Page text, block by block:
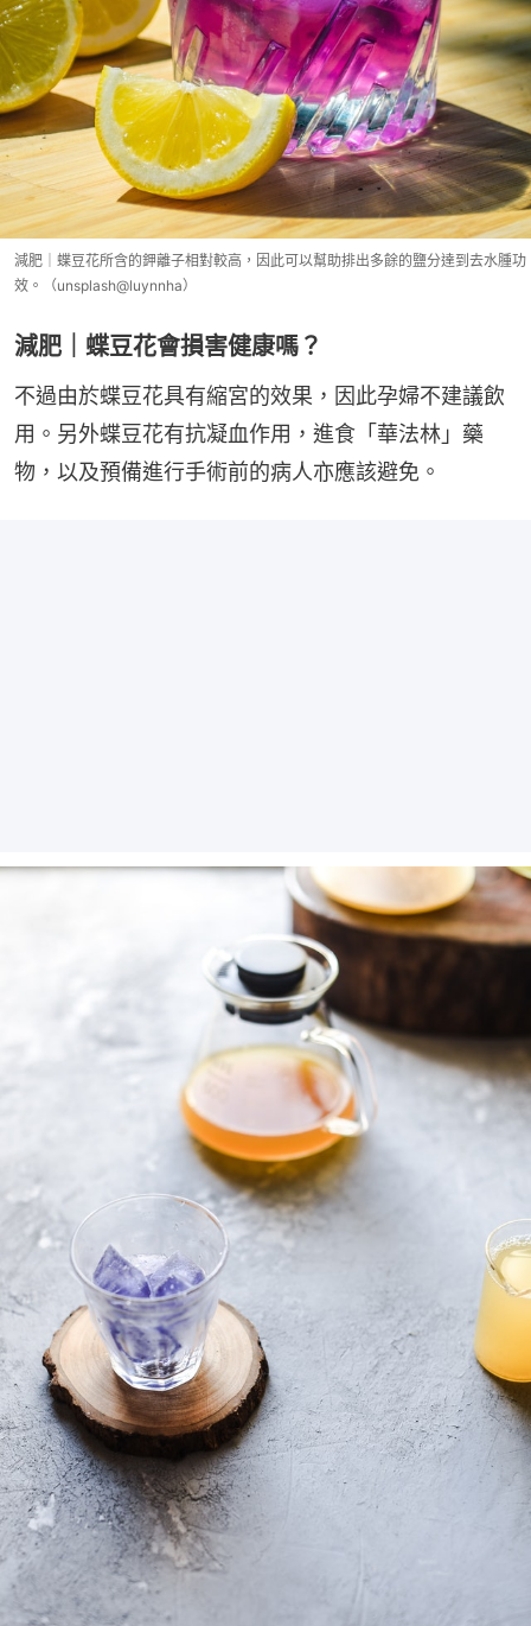
減肥｜蝶豆花所含的鉀離子相對較高，因此可以幫助排出多餘的鹽分達到去水腫功
效。（unsplash@luynnha）
減肥｜蝶豆花會損害健康嗎？
不過由於蝶豆花具有縮宮的效果，因此孕婦不建議飲
用。另外蝶豆花有抗凝血作用，進食「華法林」藥
物，以及預備進行手術前的病人亦應該避免。